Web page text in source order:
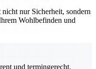
nur Sicherheit, sondern
Wohlbefinden und
und termingerecht.